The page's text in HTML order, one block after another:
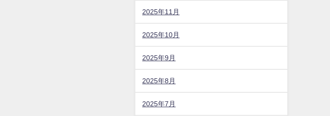
2025年11月
2025年10月
2025年9月
2025年8月
2025年7月